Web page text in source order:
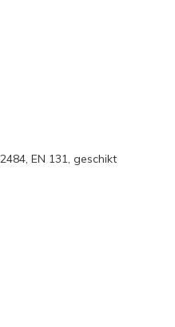
EN 131, geschikt